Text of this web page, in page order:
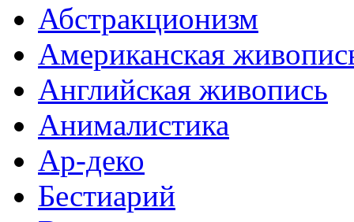
Абстракционизм
Американская
Английская живопись
Анималистика
Ар-деко
Бестиарий